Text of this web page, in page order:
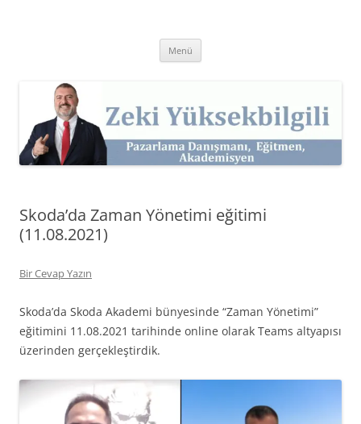
Kişisel Web Sitesi.
Menü
Skoda’da Zaman Yönetimi eğitimi
(11.08.2021)
Bir Cevap Yazın
Skoda’da Skoda Akademi bünyesinde “Zaman Yönetimi”
eğitimini 11.08.2021 tarihinde online olarak Teams altyapısı
üzerinden gerçekleştirdik.